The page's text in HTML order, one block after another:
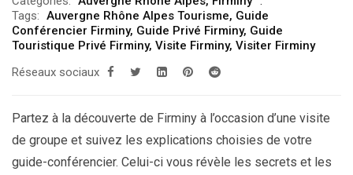
prix :
309.00€
à
329.00€
Tags: Auvergne Rhône Alpes Tourisme, Guide
Conférencier Firminy, Guide Privé Firminy, Guide
Touristique Privé Firminy, Visite Firminy, Visiter Firminy
Réseaux sociaux
Partez à la découverte de Firminy à l’occasion d’une visite
de groupe et suivez les explications choisies de votre
guide-conférencier. Celui-ci vous révèle les secrets et les